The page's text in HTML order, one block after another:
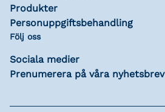
Produkter
Personuppgiftsbehandling
Följ oss
Sociala medier
Prenumerera på våra nyhetsbrev